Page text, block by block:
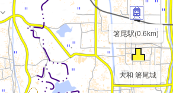
箸尾駅(0.6km)
大和 箸尾城